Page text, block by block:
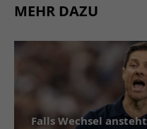
MEHR DAZU
Falls Wechsel ansteht